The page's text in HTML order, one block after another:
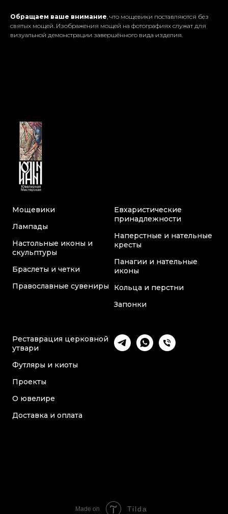
Обращаем ваше внимание, что мощевики поставляются без
святых мощей. Изображения мощей на фотографиях служат для
визуальной демонстрации завершённого вида изделия.
Мощевики
Лампады
Настольные иконы и
скульптуры
Браслеты и четки
Православные сувениры
Евхаристические
принадлежности
Наперстные и нательные
кресты
Панагии и нательные
иконы
Кольца и перстни
Запонки
Реставрация церковной
утвари
Футляры и киоты
Проекты
О ювелире
Доставка и оплата
Made on Tilda